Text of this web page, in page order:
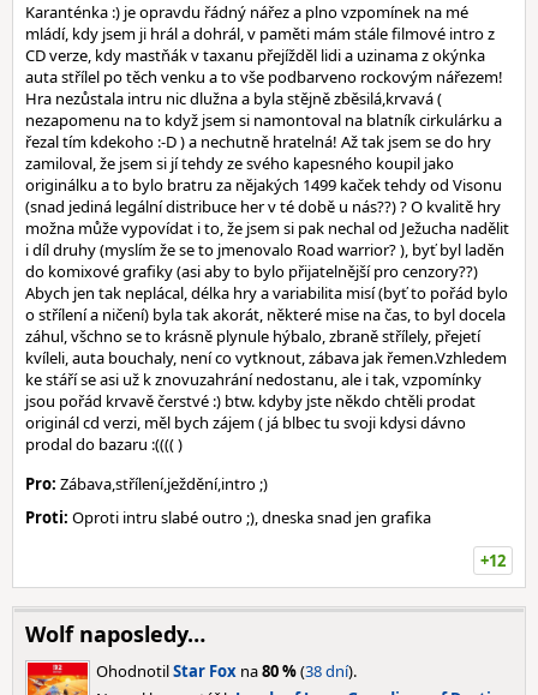
Karanténka :) je opravdu řádný nářez a plno vzpomínek na mé
mládí, kdy jsem ji hrál a dohrál, v paměti mám stále filmové intro z
CD verze, kdy mastňák v taxanu přejížděl lidi a uzinama z okýnka
auta střílel po těch venku a to vše podbarveno rockovým nářezem!
Hra nezůstala intru nic dlužna a byla stějně zběsilá,krvavá (
nezapomenu na to když jsem si namontoval na blatník cirkulárku a
řezal tím kdekoho :-D ) a nechutně hratelná! Až tak jsem se do hry
zamiloval, že jsem si jí tehdy ze svého kapesného koupil jako
originálku a to bylo bratru za nějakých 1499 kaček tehdy od Visonu
(snad jediná legální distribuce her v té době u nás??) ? O kvalitě hry
možna může vypovídat i to, že jsem si pak nechal od Ježucha nadělit
i díl druhy (myslím že se to jmenovalo Road warrior? ), byť byl laděn
do komixové grafiky (asi aby to bylo přijatelnější pro cenzory??)
Abych jen tak neplácal, délka hry a variabilita misí (byť to pořád bylo
o střílení a ničení) byla tak akorát, některé mise na čas, to byl docela
záhul, všchno se to krásně plynule hýbalo, zbraně střílely, přejetí
kvíleli, auta bouchaly, není co vytknout, zábava jak řemen.Vzhledem
ke stáří se asi už k znovuzahrání nedostanu, ale i tak, vzpomínky
jsou pořád krvavě čerstvé :) btw. kdyby jste někdo chtěli prodat
originál cd verzi, měl bych zájem ( já blbec tu svoji kdysi dávno
prodal do bazaru :(((( )
Pro: Zábava,střílení,ježdění,intro ;)
Proti: Oproti intru slabé outro ;), dneska snad jen grafika
+12
Wolf naposledy…
OhodnotilStar Fox na80 %(38 dní).